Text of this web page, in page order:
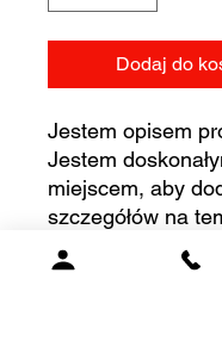
Dodaj do
Jestem opisem
Jestem
miejscem, aby
szczegółów na
produktu, jak np.
materiał,